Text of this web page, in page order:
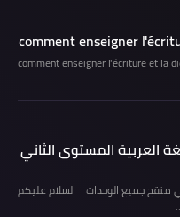
comment enseigner
comment enseigner l'écriture et la
العربية المستوى الثاني
منقح جميع الوحدات السلام عليكم